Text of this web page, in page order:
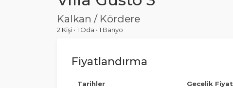
Kalkan / Kördere
2 Kişi • 1 Oda • 1 Banyo
Fiyatlandırma
Tarihler Gecelik Fiyat